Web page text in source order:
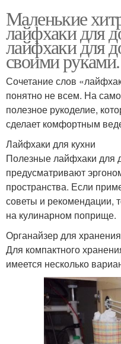
Маленькие
лайфхаки для
лайфхаки для
своими
Сочетание слов
понятно не всем. На
полезное рукоделие,
сделает комфортным
Лайфхаки для кухни
Полезные лайфхаки для
предусматривают
пространства. Если
советы и рекомендации,
на кулинарном поприще.
Органайзер для
Для компактного
имеется несколько